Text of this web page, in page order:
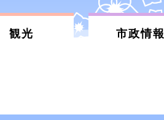
観光 市政情報